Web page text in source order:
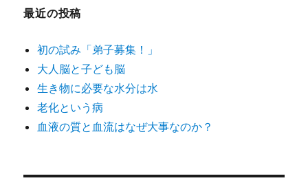
最近の投稿
初の試み「弟子募集！」
大人脳と子ども脳
生き物に必要な水分は水
老化という病
血液の質と血流はなぜ大事なのか？